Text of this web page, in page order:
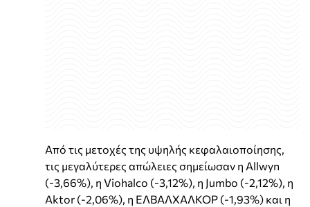
Από τις μετοχές της υψηλής κεφαλαιοποίησης,
τις μεγαλύτερες απώλειες σημείωσαν η Allwyn
(-3,66%), η Viohalco (-3,12%), η Jumbo (-2,12%), η
Aktor (-2,06%), η ΕΛΒΑΛΧΑΛΚΟΡ (-1,93%) και η